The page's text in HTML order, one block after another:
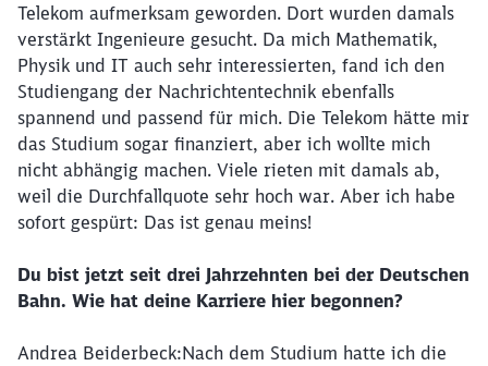
Telekom aufmerksam geworden. Dort wurden damals
verstärkt Ingenieure gesucht. Da mich Mathematik,
Physik und IT auch sehr interessierten, fand ich den
Studiengang der Nachrichtentechnik ebenfalls
spannend und passend für mich. Die Telekom hätte mir
das Studium sogar finanziert, aber ich wollte mich
nicht abhängig machen. Viele rieten mit damals ab,
weil die Durchfallquote sehr hoch war. Aber ich habe
sofort gespürt: Das ist genau meins!
Du bist jetzt seit drei Jahrzehnten bei der Deutschen
Bahn. Wie hat deine Karriere hier begonnen?
Andrea Beiderbeck:Nach dem Studium hatte ich die